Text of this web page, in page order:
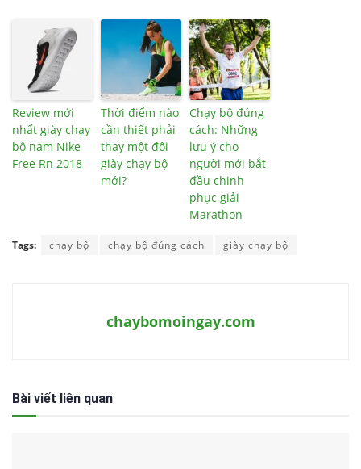
Review mới
nhất giày chạy
bộ nam Nike
Free Rn 2018
Thời điểm nào
cần thiết phải
thay một đôi
giày chạy bộ
mới?
Chạy bộ đúng
cách: Những
lưu ý cho
người mới bắt
đầu chinh
phục giải
Marathon
Tags: chạy bộ chạy bộ đúng cách giày chạy bộ
chaybomoingay.com
Bài viết liên quan